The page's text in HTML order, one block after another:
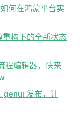
何在鸿蒙平台实
构下的全新状态
程编辑器，快来
发布，让